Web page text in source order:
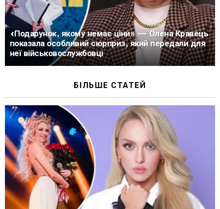
«Подарунок, якому немає ціни» — Олена Кравець
показала особливий сюрприз, який передали для
неї військовослужбовці
БІЛЬШЕ СТАТЕЙ